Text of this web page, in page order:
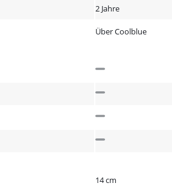
2 Jahre
Über Coolblue
14 cm